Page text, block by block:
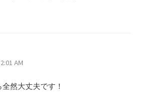
AM
然大丈夫です！